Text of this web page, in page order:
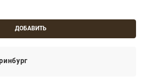
ДОБАВИТЬ